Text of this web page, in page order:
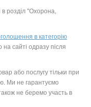
розділ "Охорона,
в категорію
на сайті одразу після
або послугу тільки при
Ми не гарантуємо
не беремо участь в